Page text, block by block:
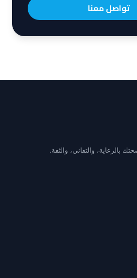
تواصل معنا
بالرعاية، والتفاني، والثقة.